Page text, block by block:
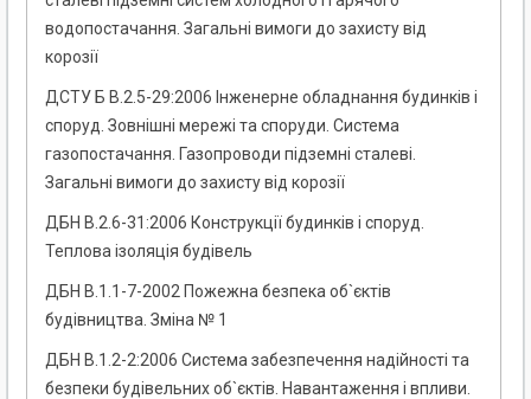
водопостачання. Загальні вимоги до захисту від
корозії
ДСТУ Б В.2.5-29:2006 Інженерне обладнання будинків і
споруд. Зовнішні мережі та споруди. Система
газопостачання. Газопроводи підземні сталеві.
Загальні вимоги до захисту від корозії
ДБН В.2.6-31:2006 Конструкції будинків і споруд.
Теплова ізоляція будівель
ДБН В.1.1-7-2002 Пожежна безпека об`єктів
будівництва. Зміна № 1
ДБН В.1.2-2:2006 Система забезпечення надійності та
безпеки будівельних об`єктів. Навантаження і впливи.